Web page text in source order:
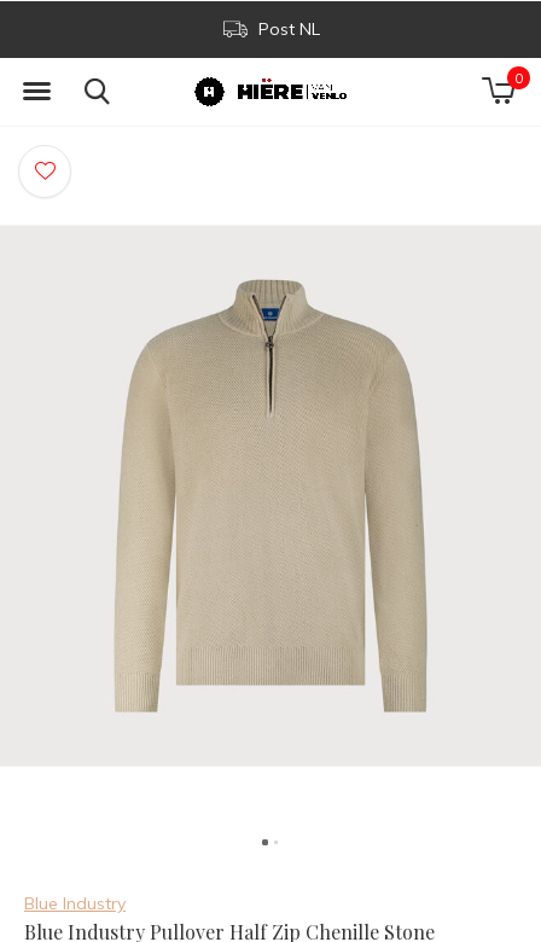
0
Post NL
Blue Industry
Blue Industry Pullover Half Zip Chenille Stone